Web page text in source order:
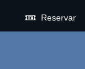
Reservar